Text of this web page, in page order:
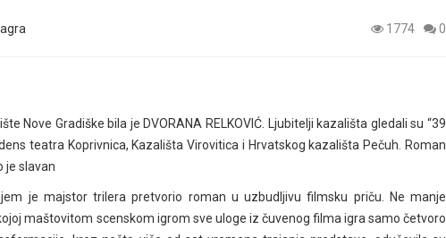
1774 0
Nove Gradiške bila je DVORANA RELKOVIĆ. Ljubitelji kazališta gledali su “39
teatra Koprivnica, Kazališta Virovitica i Hrvatskog kazališta Pečuh. Roman
je slavan
je majstor trilera pretvorio roman u uzbudljivu filmsku priču. Ne manje
maštovitom scenskom igrom sve uloge iz čuvenog filma igra samo četvoro